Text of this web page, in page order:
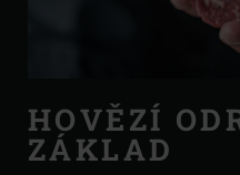
HOVĚZÍ
ZÁKLAD